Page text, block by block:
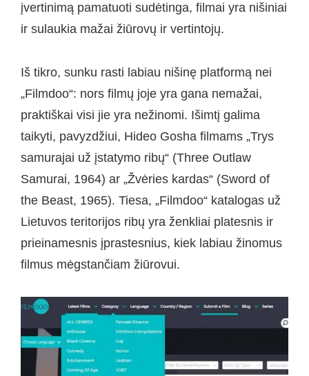
įvertinimą pamatuoti sudėtinga, filmai yra nišiniai
ir sulaukia mažai žiūrovų ir vertintojų.
Iš tikro, sunku rasti labiau nišinę platformą nei
„Filmdoo“: nors filmų joje yra gana nemažai,
praktiškai visi jie yra nežinomi. Išimtį galima
taikyti, pavyzdžiui, Hideo Gosha filmams „Trys
samurajai už įstatymo ribų“ (Three Outlaw
Samurai, 1964) ar „Žvėries kardas“ (Sword of
the Beast, 1965). Tiesa, „Filmdoo“ katalogas už
Lietuvos teritorijos ribų yra ženkliai platesnis ir
prieinamesnis įprastesnius, kiek labiau žinomus
filmus mėgstančiam žiūrovui.